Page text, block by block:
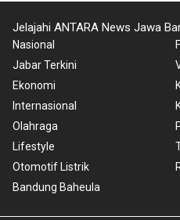
Jelajahi ANTARA News Jawa
Nasional
Jabar Terkini
Ekonomi
Internasional
Olahraga
Lifestyle
Otomotif Listrik
Bandung Baheula